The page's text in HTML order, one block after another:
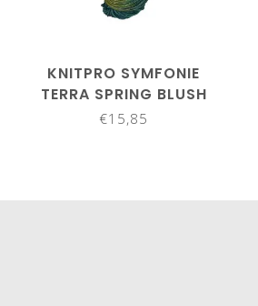
KNITPRO SYMFONIE
TERRA SPRING BLUSH
VR2017
€15,85